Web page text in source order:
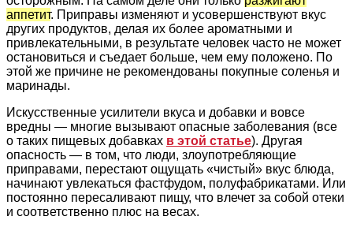
аппетит. Приправы изменяют и усовершенствуют вкус
других продуктов, делая их более ароматными и
привлекательными, в результате человек часто не может
остановиться и съедает больше, чем ему положено. По
этой же причине не рекомендованы покупные соленья и
маринады.
Искусственные усилители вкуса и добавки и вовсе
вредны — многие вызывают опасные заболевания (все
о таких пищевых добавках в этой статье). Другая
опасность — в том, что люди, злоупотребляющие
приправами, перестают ощущать «чистый» вкус блюда,
начинают увлекаться фастфудом, полуфабрикатами. Или
постоянно пересаливают пищу, что влечет за собой отеки
и соответственно плюс на весах.